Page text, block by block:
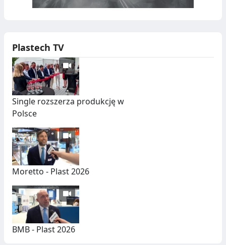
Plastech TV
Single rozszerza produkcję w
Polsce
Moretto - Plast 2026
BMB - Plast 2026